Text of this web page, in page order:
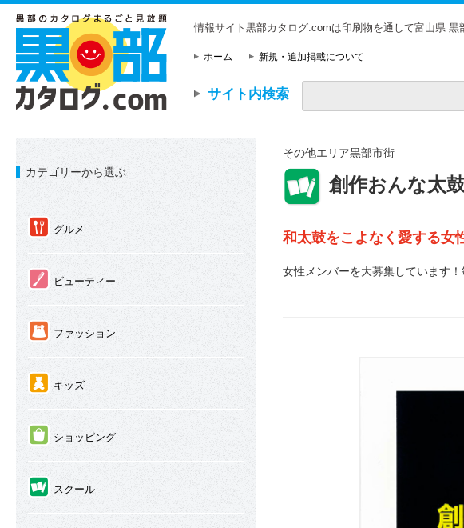
情報サイト黒部カタログ.comは印刷物を通して富山県
ホーム 新規・追加掲載について
サイト内検索
カテゴリーから選ぶ
① グルメ
② ビューティー
③ ファッション
④ キッズ
⑤ ショッピング
⑥ スクール
その他エリア黒部市街
⑥ 創作おんな太
和太鼓をこよなく愛する女
女性メンバーを大募集しています